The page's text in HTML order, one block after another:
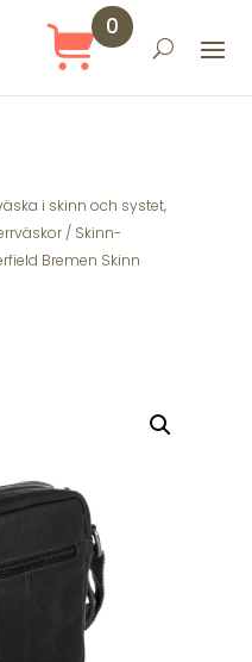
0
i skinn och systet,
/ Skinn-
Bremen Skinn